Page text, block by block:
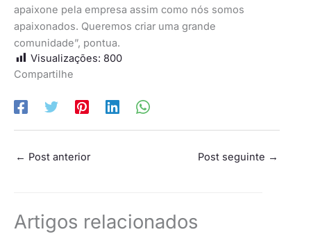
apaixone pela empresa assim como nós somos
apaixonados. Queremos criar uma grande
comunidade”, pontua.
Visualizações: 800
Compartilhe
← Post anterior Post seguinte →
Artigos relacionados